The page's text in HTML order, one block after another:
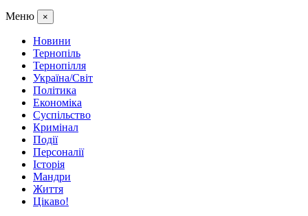
Меню ×
Новини
Тернопіль
Тернопілля
Україна/Світ
Політика
Економіка
Суспільство
Кримінал
Події
Персоналії
Історія
Мандри
Життя
Цікаво!